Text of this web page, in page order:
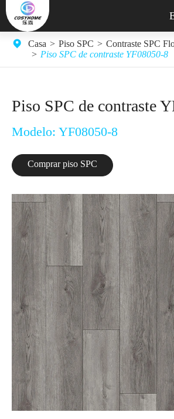
Casa Piso SPC
Contraste SPC
Piso SPC de contraste YF08050-8
Piso SPC de contraste
Modelo: YF08050-8
Comprar piso SPC